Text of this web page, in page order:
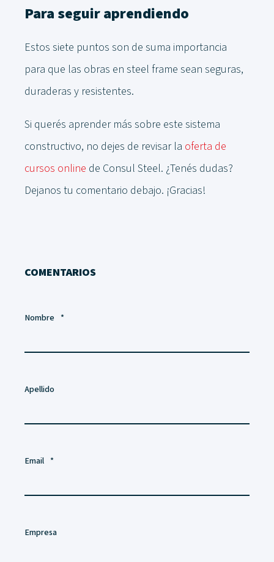
Para seguir aprendiendo
Estos siete puntos son de suma importancia
para que las obras en steel frame sean seguras,
duraderas y resistentes.
Si querés aprender más sobre este sistema
constructivo, no dejes de revisar la oferta de
cursos online de Consul Steel. ¿Tenés dudas?
Dejanos tu comentario debajo. ¡Gracias!
COMENTARIOS
Nombre *
Apellido
Email *
Empresa